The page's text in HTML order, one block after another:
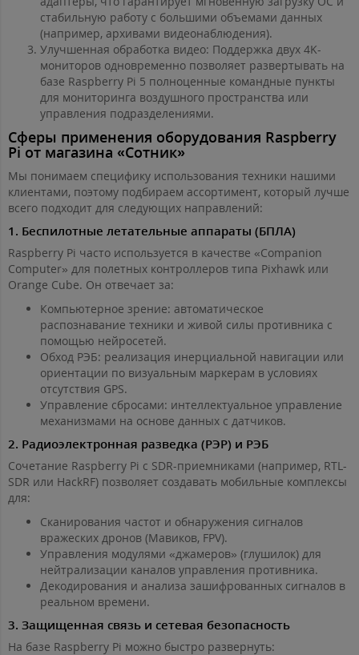
стабильную работу с большими объемами данных
(например, архивами видеонаблюдения).
Улучшенная обработка видео: Поддержка двух 4K-
мониторов одновременно позволяет развертывать на
базе Raspberry Pi 5 полноценные командные пункты
для мониторинга воздушного пространства или
управления подразделениями.
Сферы применения оборудования Raspberry
Pi от магазина «Сотник»
Мы понимаем специфику использования техники нашими
клиентами, поэтому подбираем ассортимент, который лучше
всего подходит для следующих направлений:
1. Беспилотные летательные аппараты (БПЛА)
Raspberry Pi часто используется в качестве «Companion
Computer» для полетных контроллеров типа Pixhawk или
Orange Cube. Он отвечает за:
Компьютерное зрение: автоматическое
распознавание техники и живой силы противника с
помощью нейросетей.
Обход РЭБ: реализация инерциальной навигации или
ориентации по визуальным маркерам в условиях
отсутствия GPS.
Управление сбросами: интеллектуальное управление
механизмами на основе данных с датчиков.
2. Радиоэлектронная разведка (РЭР) и РЭБ
Сочетание Raspberry Pi с SDR-приемниками (например, RTL-
SDR или HackRF) позволяет создавать мобильные комплексы
для:
Сканирования частот и обнаружения сигналов
вражеских дронов (Мавиков, FPV).
Управления модулями «джамеров» (глушилок) для
нейтрализации каналов управления противника.
Декодирования и анализа зашифрованных сигналов в
реальном времени.
3. Защищенная связь и сетевая безопасность
На базе Raspberry Pi можно быстро развернуть: